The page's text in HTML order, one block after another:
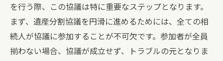
を行う際、この協議は特に重要なステップとなります。
まず、遺産分割協議を円滑に進めるためには、全ての相
続人が協議に参加することが不可欠です。参加者が全員
揃わない場合、協議が成立せず、トラブルの元となりま